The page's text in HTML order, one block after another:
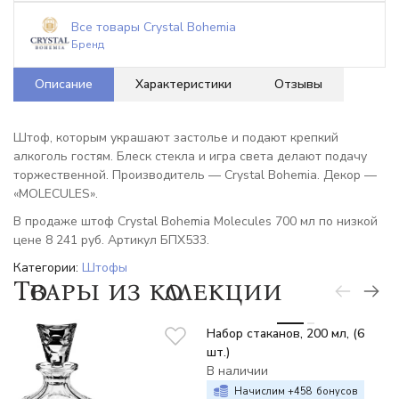
Все товары Crystal Bohemia
Бренд
Описание Характеристики Отзывы
Штоф, которым украшают застолье и подают крепкий
алкоголь гостям. Блеск стекла и игра света делают подачу
торжественной. Производитель — Crystal Bohemia. Декор —
«MOLECULES».
В продаже штоф Crystal Bohemia Molecules 700 мл по низкой
цене 8 241 руб. Артикул БПХ533.
Категории: Штофы
Товары из коллекции
Набор стаканов, 200 мл, (6
шт.)
В наличии
Начислим +458 бонусов